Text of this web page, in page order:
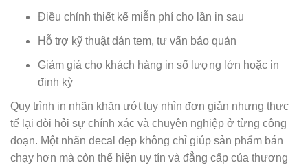
Điều chỉnh thiết kế miễn phí cho lần in sau
Hỗ trợ kỹ thuật dán tem, tư vấn bảo quản
Giảm giá cho khách hàng in số lượng lớn hoặc in
định kỳ
Quy trình in nhãn khăn ướt tuy nhìn đơn giản nhưng thực
tế lại đòi hỏi sự chính xác và chuyên nghiệp ở từng công
đoạn. Một nhãn decal đẹp không chỉ giúp sản phẩm bán
chạy hơn mà còn thể hiện uy tín và đẳng cấp của thương